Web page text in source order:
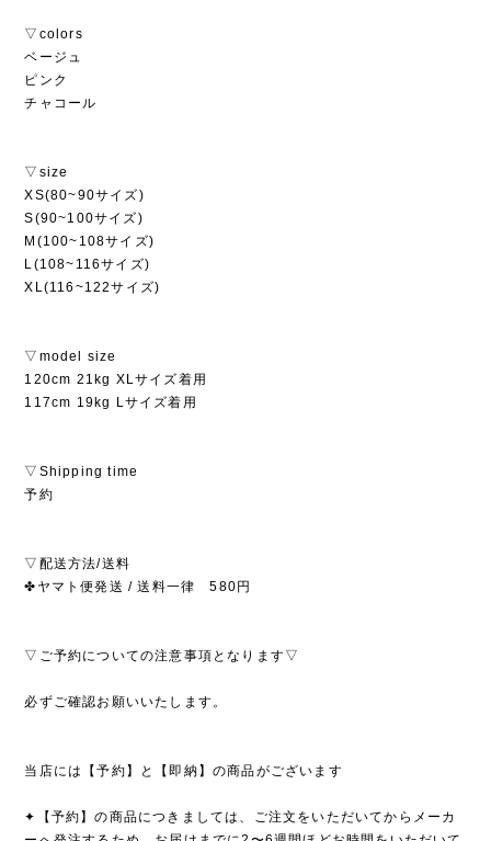
▽colors
ベージュ
ピンク
チャコール
▽size
XS(80~90サイズ)
S(90~100サイズ)
M(100~108サイズ)
L(108~116サイズ)
XL(116~122サイズ)
▽model size
120cm 21kg XLサイズ着用
117cm 19kg Lサイズ着用
▽Shipping time
予約
▽配送方法/送料
✤ヤマト便発送 / 送料一律 580円
▽ご予約についての注意事項となります▽
必ずご確認お願いいたします。
当店には【予約】と【即納】の商品がございます
✦【予約】の商品につきましては、ご注文をいただいてからメーカ